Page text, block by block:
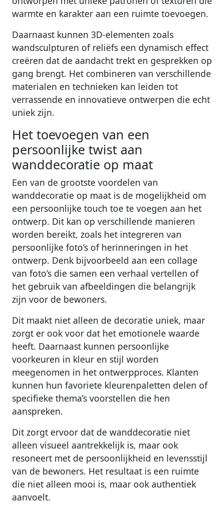
warmte en karakter aan een ruimte toevoegen.
Daarnaast kunnen 3D-elementen zoals
wandsculpturen of reliëfs een dynamisch effect
creëren dat de aandacht trekt en gesprekken op
gang brengt. Het combineren van verschillende
materialen en technieken kan leiden tot
verrassende en innovatieve ontwerpen die echt
uniek zijn.
Het toevoegen van een
persoonlijke twist aan
wanddecoratie op maat
Een van de grootste voordelen van
wanddecoratie op maat is de mogelijkheid om
een persoonlijke touch toe te voegen aan het
ontwerp. Dit kan op verschillende manieren
worden bereikt, zoals het integreren van
persoonlijke foto’s of herinneringen in het
ontwerp. Denk bijvoorbeeld aan een collage
van foto’s die samen een verhaal vertellen of
het gebruik van afbeeldingen die belangrijk
zijn voor de bewoners.
Dit maakt niet alleen de decoratie uniek, maar
zorgt er ook voor dat het emotionele waarde
heeft. Daarnaast kunnen persoonlijke
voorkeuren in kleur en stijl worden
meegenomen in het ontwerpproces. Klanten
kunnen hun favoriete kleurenpaletten delen of
specifieke thema’s voorstellen die hen
aanspreken.
Dit zorgt ervoor dat de wanddecoratie niet
alleen visueel aantrekkelijk is, maar ook
resoneert met de persoonlijkheid en levensstijl
van de bewoners. Het resultaat is een ruimte
die niet alleen mooi is, maar ook authentiek
aanvoelt.